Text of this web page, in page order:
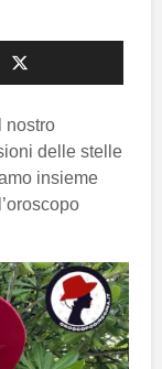
nostro
delle stelle
insieme